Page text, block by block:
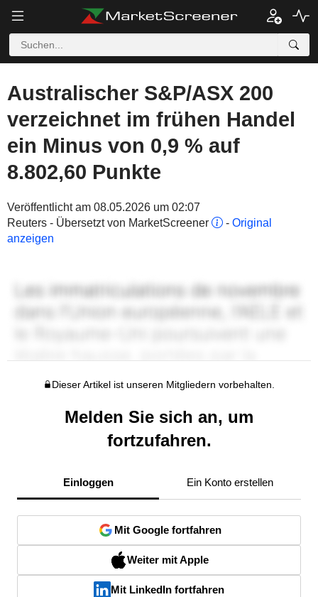
Australischer S&P/ASX 200
verzeichnet im frühen Handel
ein Minus von 0,9 % auf
8.802,60 Punkte
Veröffentlicht am 08.05.2026 um 02:07
Reuters - Übersetzt von MarketScreener
- Original
anzeigen
Dieser Artikel ist unseren Mitgliedern vorbehalten.
Melden Sie sich an, um
fortzufahren.
Einloggen Ein Konto erstellen
Mit Google fortfahren
Weiter mit Apple
Mit LinkedIn fortfahren